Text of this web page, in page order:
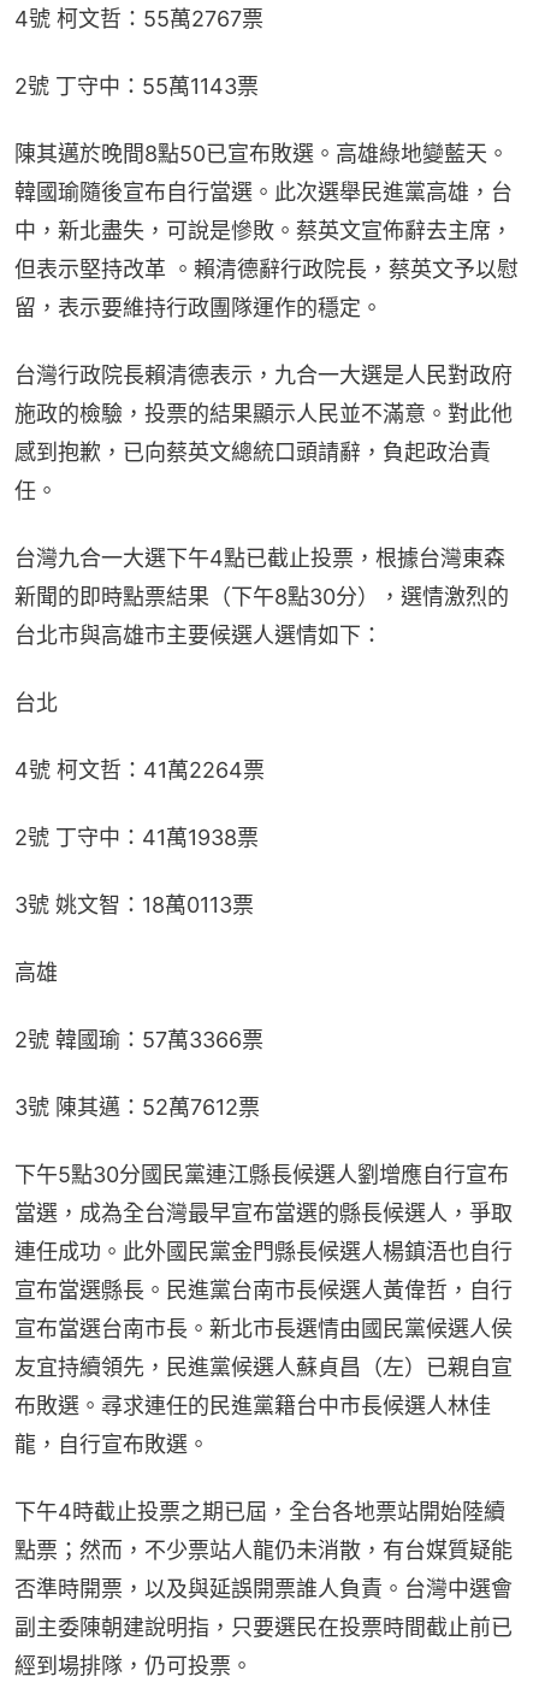
4號 柯文哲：55萬2767票
2號 丁守中：55萬1143票
陳其邁於晚間8點50已宣布敗選。高雄綠地變藍天。
韓國瑜隨後宣布自行當選。此次選舉民進黨高雄，台
中，新北盡失，可說是慘敗。蔡英文宣佈辭去主席，
但表示堅持改革 。賴清德辭行政院長，蔡英文予以慰
留，表示要維持行政團隊運作的穩定。
台灣行政院長賴清德表示，九合一大選是人民對政府
施政的檢驗，投票的結果顯示人民並不滿意。對此他
感到抱歉，已向蔡英文總統口頭請辭，負起政治責
任。
台灣九合一大選下午4點已截止投票，根據台灣東森
新聞的即時點票結果（下午8點30分），選情激烈的
台北市與高雄市主要候選人選情如下：
台北
4號 柯文哲：41萬2264票
2號 丁守中：41萬1938票
3號 姚文智：18萬0113票
高雄
2號 韓國瑜：57萬3366票
3號 陳其邁：52萬7612票
下午5點30分國民黨連江縣長候選人劉增應自行宣布
當選，成為全台灣最早宣布當選的縣長候選人，爭取
連任成功。此外國民黨金門縣長候選人楊鎮浯也自行
宣布當選縣長。民進黨台南市長候選人黃偉哲，自行
宣布當選台南市長。新北市長選情由國民黨候選人侯
友宜持續領先，民進黨候選人蘇貞昌（左）已親自宣
布敗選。尋求連任的民進黨籍台中市長候選人林佳
龍，自行宣布敗選。
下午4時截止投票之期已屆，全台各地票站開始陸續
點票；然而，不少票站人龍仍未消散，有台媒質疑能
否準時開票，以及與延誤開票誰人負責。台灣中選會
副主委陳朝建說明指，只要選民在投票時間截止前已
經到場排隊，仍可投票。